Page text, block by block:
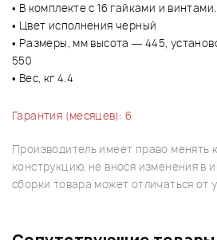
• В комплекте с 16 гайками и винтами.
• Цвет исполнения черный
• Размеры, мм высота — 445,
550
• Вес, кг 4.4
Гарантия (месяцев): 6
Производитель имеет право менять
конструкцию, не внося изменения в
сборки товара может отличаться от